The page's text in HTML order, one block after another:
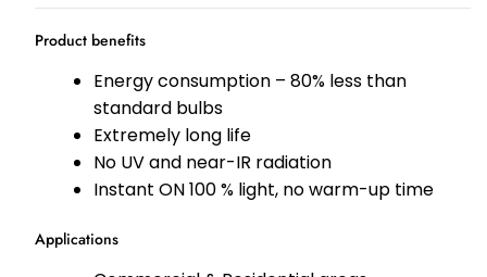
Product benefits
Energy consumption – 80% less than
standard bulbs
Extremely long life
No UV and near-IR radiation
Instant ON 100 % light, no warm-up time
Applications